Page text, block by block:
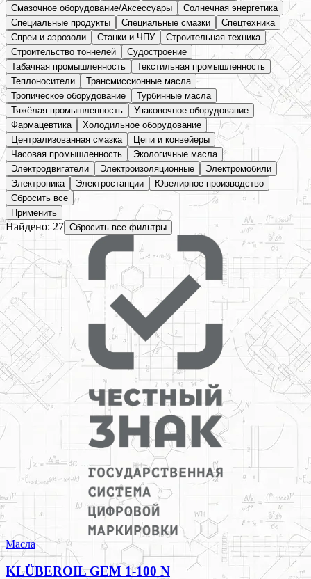
Смазочное оборудование/Аксессуары
Солнечная энергетика
Специальные продукты
Специальные смазки
Спецтехника
Спреи и аэрозоли
Станки и ЧПУ
Строительная техника
Строительство тоннелей
Судостроение
Табачная промышленность
Текстильная промышленность
Теплоносители
Трансмиссионные масла
Тропическое оборудование
Турбинные масла
Тяжёлая промышленность
Упаковочное оборудование
Фармацевтика
Холодильное оборудование
Централизованная смазка
Цепи и конвейеры
Часовая промышленность
Экологичные масла
Электродвигатели
Электроизоляционные
Электромобили
Электроника
Электростанции
Ювелирное производство
Сбросить все
Применить
Найдено: 27 Сбросить все фильтры
Масла
KLÜBEROIL GEM 1-100 N